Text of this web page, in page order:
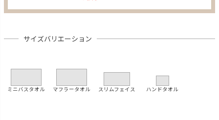
サイズバリエーション
ミニバスタオル マフラータオル スリムフェイス ハンドタオル